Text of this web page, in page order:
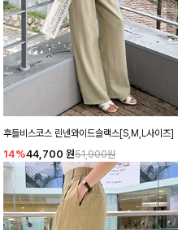
후들비스코스 린넨와이드슬랙스[S,M,L사이즈]
14%44,700 원51,900원